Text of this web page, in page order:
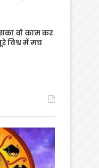
वो काम कर
विश्व में मच